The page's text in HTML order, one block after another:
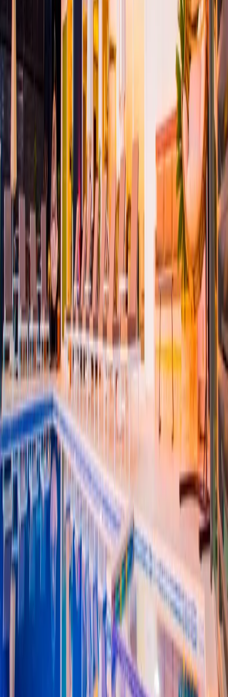
Villa Montana'nın klimalı salonu deniz manzaralı, geniş ve
ferahtır. Salon içerisinde rahat oturma grubu, uydu alıcı, LCD TV,
DVD player, müzik sistemi, internet için modem yer almaktadır.
Salondan havuz kenarına çıkış vardır. Salon havuz katındadır.
Mutfak :
Villa Montana modern High Class Amerikan mutfağa
sahiptir. Amerikan mutfakta mikrodalga fırın, fırın, buzdolabı,
bulaşık makinası, ekmek kızartma makinası, elektrikli su ısıtıcı
kettle, ankastre 4 lü ocak,14 kişilik yemek takımı, kaşık ve çatal
takımı, tencere ve tava takımı, bardaklar yer almaktadır. Mutfak
havuz katındadır.
Özel yüzme havuzu boyutları uzunluk 15m genişlik 5 m
derinlik 1.5m'dir. Ayrıca havuz içinde sığ havuz bulunmaktadır.
Güneşlenme terası bulunmaktadır. Bahçe ve havuz bakım ve
temizliği günde 1 kez sabah veya akşam yapılmaktadır.
Havuz Terası :
Villa Montana havuz terasında özel yüzme havuzu,
güneş şemsiyesi, güneşlenme alanı, şezlonglar, bahçe yemek masası
ve sandalyeler, barbekü bulunmaktadır
Villamızın dış havuzunda ısıtma sistemi bulunmaktadır. Kış
aylarında istenildiği takdirde günlük 2000 ₺ karşılığında hizmete
açılmaktadır.
NOT 2 :
Villamızda jeneratör bulunmaktadır.
Başlangıç Fiyatı
18.566
gecelik en düşük fiyat
başlayan fiyatlarla
Resmi Belge
Kültür ve Turizm Bakanlığı
Belge No:
07-6069
Giriş - Çıkış Tarihi
Yetişkin
Konaklama Kuralı
Minimum4gece
Rezerve Et
Hızlı İletişim
+90(242) 844-3312
+90(541) 844-3312
info@tatilvillasi.com.tr
Başlangıç Fiyatı
18.566
başlayan fiyatlarla
Kültür ve Turizm Bakanlığı
Tarih aralığı seçin